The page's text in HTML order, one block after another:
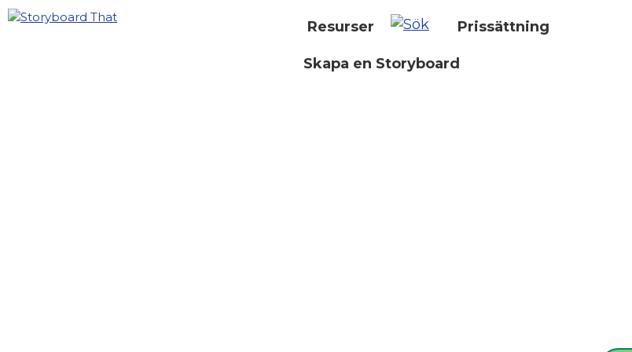
Resurser Prissättning
Skapa en Storyboard